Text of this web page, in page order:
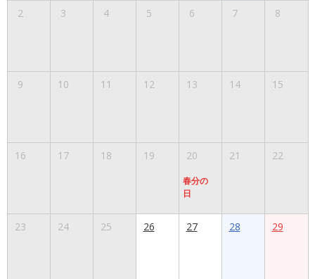
2 3 4 5 6 7 8
9 10 11 12 13 14 15
16 17 18 19 20
春分の
日
21 22
23 24 25 26 27 28 29